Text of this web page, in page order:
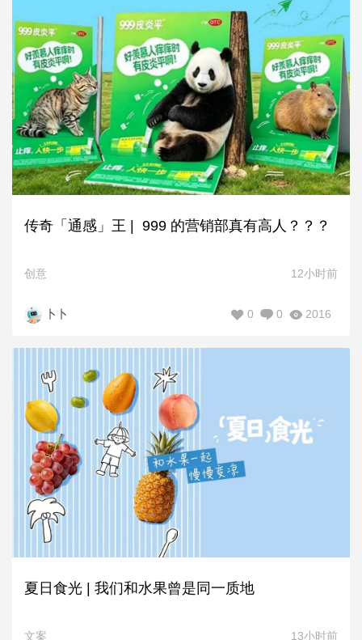
传奇「通感」王 | 999 的营销部真有高人？？？
创意 12小时前
卜卜 2016
0
0
夏日食光 | 我们和水果曾是同一质地
文案 13小时前